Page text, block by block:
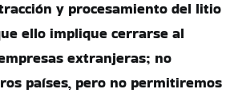
y procesamiento del litio
ello implique cerrarse al
extranjeras; no
países, pero no permitiremos